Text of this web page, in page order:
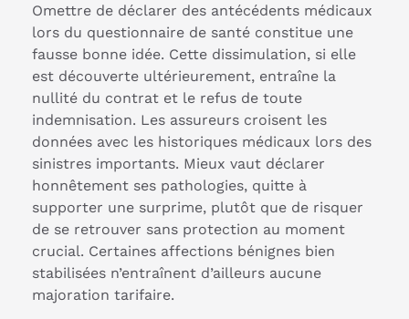
Omettre de déclarer des antécédents médicaux
lors du questionnaire de santé constitue une
fausse bonne idée. Cette dissimulation, si elle
est découverte ultérieurement, entraîne la
nullité du contrat et le refus de toute
indemnisation. Les assureurs croisent les
données avec les historiques médicaux lors des
sinistres importants. Mieux vaut déclarer
honnêtement ses pathologies, quitte à
supporter une surprime, plutôt que de risquer
de se retrouver sans protection au moment
crucial. Certaines affections bénignes bien
stabilisées n’entraînent d’ailleurs aucune
majoration tarifaire.